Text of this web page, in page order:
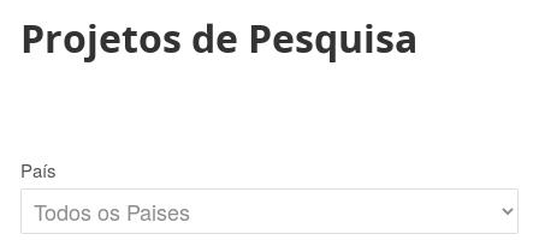
Projetos de Pesquisa
País